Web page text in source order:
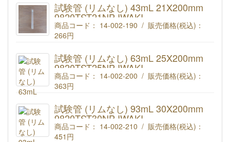
9820TST18NP
試験管 (リムなし) 43mL 21X200mm
9820TST21NP IWAKI
商品コード： 14-002-190 / 販売価格(税込)：
266円
9820TST21NP
試験管 (リムなし) 63mL 25X200mm
9820TST25NP IWAKI
商品コード： 14-002-200 / 販売価格(税込)：
363円
9820TST25NP
試験管 (リムなし) 93mL 30X200mm
9820TST30NP IWAKI
商品コード： 14-002-210 / 販売価格(税込)：
451円